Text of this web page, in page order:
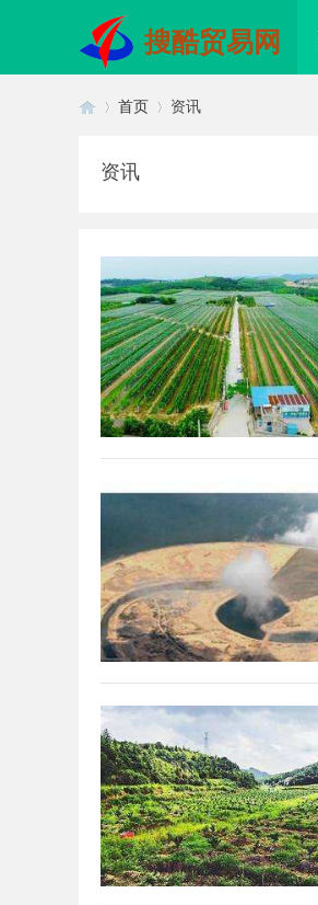
搜酷贸易网
首页 资讯
资讯
津私家侦探行业的专业服务与